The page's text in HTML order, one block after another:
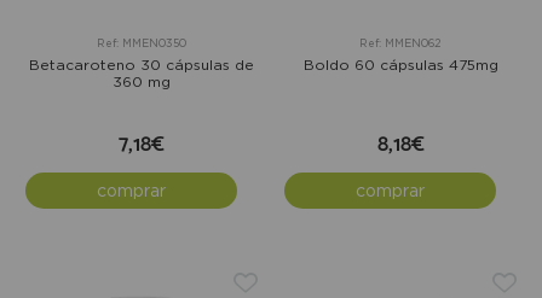
Ref: MMEN0350
Betacaroteno 30 cápsulas de
360 mg
7,18€
comprar
Ref: MMEN062
Boldo 60 cápsulas 475mg
8,18€
comprar